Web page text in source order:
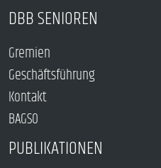
DBB SENIOREN
Gremien
Geschäftsführung
Kontakt
BAGSO
PUBLIKATIONEN